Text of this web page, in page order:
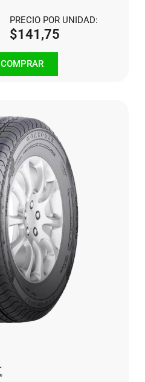
PRECIO POR UNIDAD:
$141,75
COMPRAR